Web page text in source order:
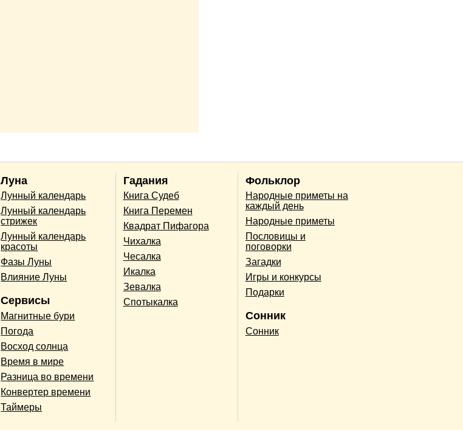
Луна
Лунный календарь
Лунный календарь
стрижек
Лунный календарь
красоты
Фазы Луны
Влияние Луны
Сервисы
Магнитные бури
Погода
Восход солнца
Время в мире
Разница во времени
Конвертер времени
Таймеры
Гадания
Книга Судеб
Книга Перемен
Квадрат Пифагора
Чихалка
Чесалка
Икалка
Зевалка
Спотыкалка
Фольклор
Народные приметы на
каждый день
Народные приметы
Пословицы и
поговорки
Загадки
Игры и конкурсы
Подарки
Сонник
Сонник